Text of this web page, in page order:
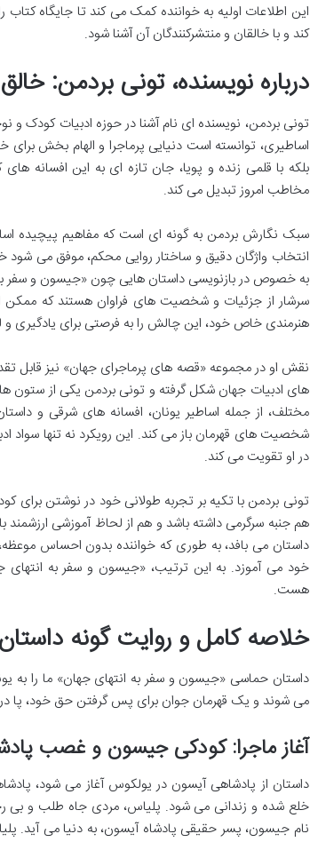
این اطلاعات اولیه به خواننده کمک می کند تا جایگاه
کند و با خالقان و منتشرکنندگان آن آشنا شود.
درباره نویسنده، تونی بردمن:
تونی بردمن، نویسنده ای نام آشنا در حوزه ادبیات کودک و
اساطیری، توانسته است دنیایی پرماجرا و الهام بخش برای
بلکه با قلمی زنده و پویا، جان تازه ای به این افسانه
مخاطب امروز تبدیل می کند.
سبک نگارش بردمن به گونه ای است که مفاهیم پیچیده
انتخاب واژگان دقیق و ساختار روایی محکم، موفق می شود
به خصوص در بازنویسی داستان هایی چون «جیسون و سفر به
سرشار از جزئیات و شخصیت های فراوان هستند که ممکن
هنرمندی خاص خود، این چالش را به فرصتی برای یادگیری
نقش او در مجموعه «قصه های پرماجرای جهان» نیز قابل
های ادبیات جهان شکل گرفته و تونی بردمن یکی از ستون
مختلف، از جمله اساطیر یونان، افسانه های شرقی و
شخصیت های قهرمان باز می کند. این رویکرد نه تنها سواد
در او تقویت می کند.
تونی بردمن با تکیه بر تجربه طولانی خود در نوشتن برای
هم جنبه سرگرمی داشته باشد و هم از لحاظ آموزشی ارزشمند
داستان می بافد، به طوری که خواننده بدون احساس
خود می آموزد. به این ترتیب، «جیسون و سفر به انتهای
هست.
خلاصه کامل و روایت گونه
داستان حماسی «جیسون و سفر به انتهای جهان» ما را به
می شوند و یک قهرمان جوان برای پس گرفتن حق خود، پا
آغاز ماجرا: کودکی جیسون و غصب
داستان از پادشاهی آیسون در یولکوس آغاز می شود،
خلع شده و زندانی می شود. پلیاس، مردی جاه طلب و بی
نام جیسون، پسر حقیقی پادشاه آیسون، به دنیا می آید.